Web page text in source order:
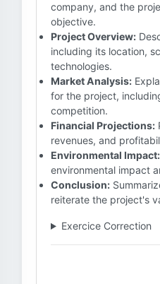
company, and the
objective.
Project Overview:
including its location,
technologies.
Market Analysis:
for the project,
competition.
Financial Projections:
revenues, and
Environmental Impact:
environmental impact
Conclusion:
reiterate the project's
Exercice Correction